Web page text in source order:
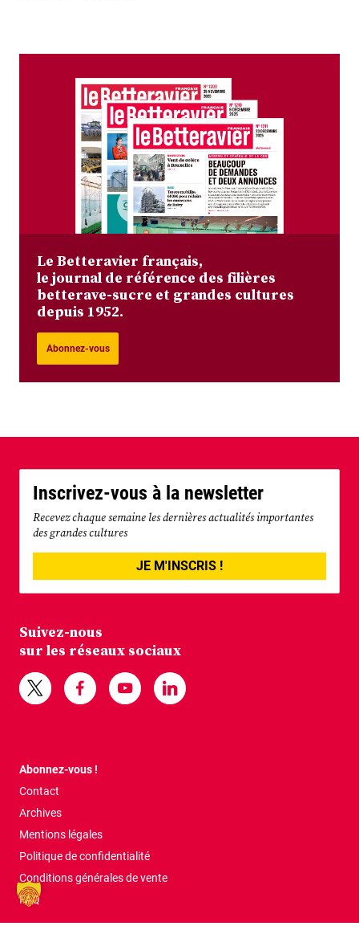
Le Betteravier français,
le journal de référence des filières
betterave-sucre et grandes cultures
depuis 1952.
Abonnez-vous
Inscrivez-vous à la newsletter
Recevez chaque semaine les dernières actualités importantes
des grandes cultures
JE M'INSCRIS !
Suivez-nous
sur les réseaux sociaux
Abonnez-vous !
Contact
Archives
Mentions légales
Politique de confidentialité
Conditions générales de vente
FAQ